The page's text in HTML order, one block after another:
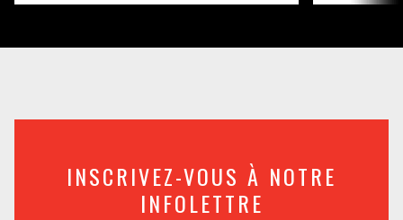
INSCRIVEZ-VOUS À NOTRE
INFOLETTRE